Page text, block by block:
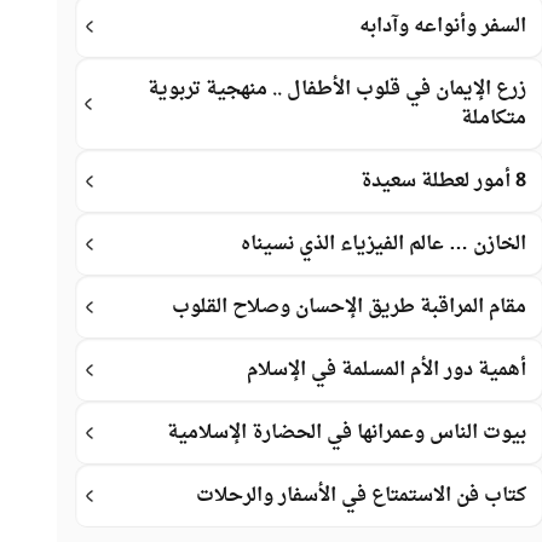
السفر وأنواعه وآدابه
زرع الإيمان في قلوب الأطفال .. منهجية تربوية
متكاملة
8 أمور لعطلة سعيدة
الخازن … عالم الفيزياء الذي نسيناه
مقام المراقبة طريق الإحسان وصلاح القلوب
أهمية دور الأم المسلمة في الإسلام
بيوت الناس وعمرانها في الحضارة الإسلامية
كتاب فن الاستمتاع في الأسفار والرحلات